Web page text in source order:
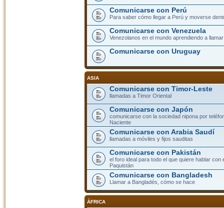
Comunicarse con Perú
Para saber cómo llegar a Perú y moverse
Comunicarse con Venezuela
Venezolanos en el mundo aprendiendo a
Comunicarse con Uruguay
ASIA
Comunicarse con Timor-Leste
llamadas a Timor Oriental
Comunicarse con Japón
comunicarse con la sociedad nipona por
Naciente
Comunicarse con Arabia Saudí
llamadas a móviles y fijos sauditas
Comunicarse con Pakistán
el foro ideal para todo el que quiere hablar con
Paquistán
Comunicarse con Bangladesh
Llamar a Bangladés, cómo se hace
ÁFRICA